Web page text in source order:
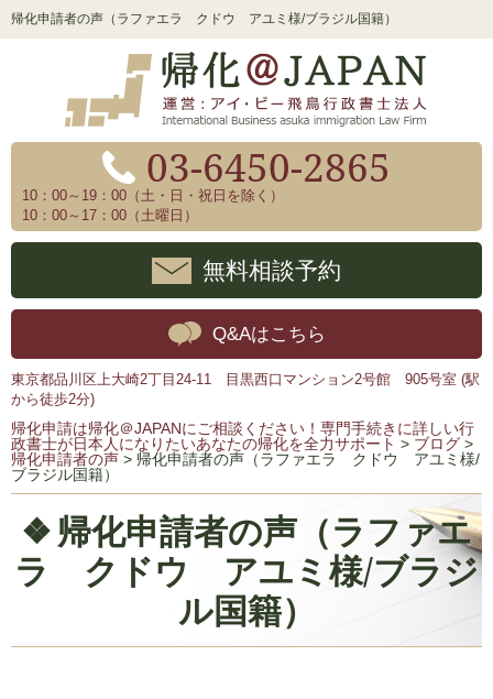
帰化申請者の声（ラファエラ クドウ アユミ様/ブラジル国籍）
03-6450-2865
10：00～19：00（土・日・祝日を除く）
10：00～17：00（土曜日）
無料相談予約
Q&Aはこちら
東京都品川区上大崎2丁目24-11 目黒西口マンション2号館 905号室 (駅
から徒歩2分)
帰化申請は帰化＠JAPANにご相談ください！専門手続きに詳しい行
政書士が日本人になりたいあなたの帰化を全力サポート > ブログ >
帰化申請者の声 > 帰化申請者の声（ラファエラ クドウ アユミ様/
ブラジル国籍）
帰化申請者の声（ラファエ
ラ クドウ アユミ様/ブラジ
ル国籍）